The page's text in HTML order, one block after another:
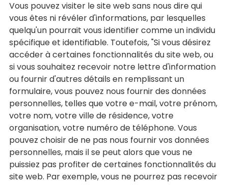
Vous pouvez visiter le site web sans nous dire qui
vous êtes ni révéler d'informations, par lesquelles
quelqu'un pourrait vous identifier comme un individu
spécifique et identifiable. Toutefois, "Si vous désirez
accéder à certaines fonctionnalités du site web, ou
si vous souhaitez recevoir notre lettre d'information
ou fournir d'autres détails en remplissant un
formulaire, vous pouvez nous fournir des données
personnelles, telles que votre e-mail, votre prénom,
votre nom, votre ville de résidence, votre
organisation, votre numéro de téléphone. Vous
pouvez choisir de ne pas nous fournir vos données
personnelles, mais il se peut alors que vous ne
puissiez pas profiter de certaines fonctionnalités du
site web. Par exemple, vous ne pourrez pas recevoir